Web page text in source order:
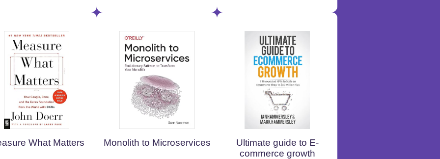
What Matters Monolith to Microservices
Ultimate guide to E-
commerce growth